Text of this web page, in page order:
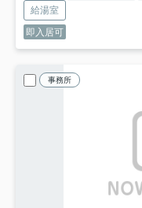
給湯室
即入居可
事務所